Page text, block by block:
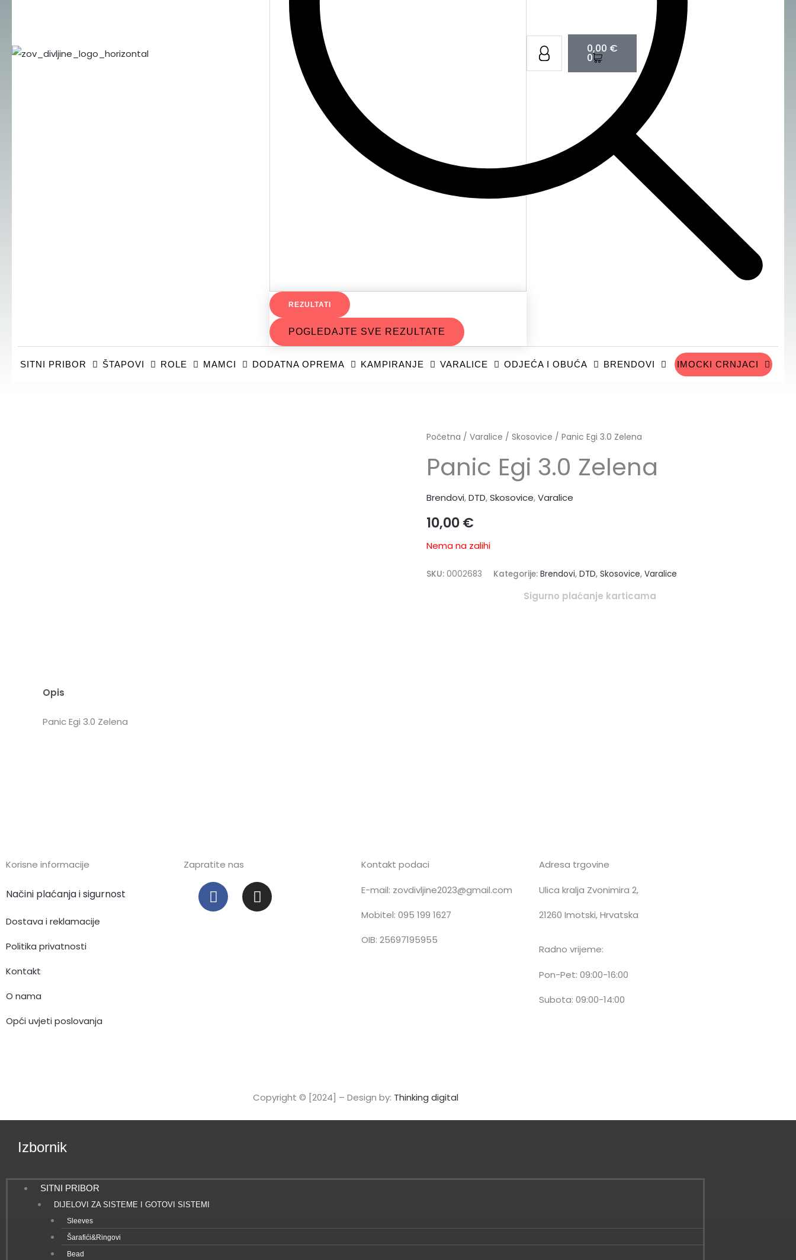
REZULTATI
POGLEDAJTE SVE REZULTATE
0,00 €
0
Cart
SITNI PRIBOR ŠTAPOVI ROLE MAMCI DODATNA OPREMA KAMPIRANJE VARALICE ODJEĆA I OBUĆA BRENDOVI IMOCKI CRNJACI
Početna / Varalice / Skosovice / Panic Egi 3.0 Zelena
Panic Egi 3.0 Zelena
Brendovi,DTD,Skosovice,Varalice
10,00€
Nema na zalihi
SKU: 0002683 Kategorije: Brendovi, DTD, Skosovice, Varalice
Sigurno plaćanje karticama
Opis
Panic Egi 3.0 Zelena
Korisne informacije
Načini plaćanja i sigurnost
Dostava i reklamacije
Politika privatnosti
Kontakt
O nama
Opći uvjeti poslovanja
Zapratite nas
F
a
c
I
n
s
Kontakt podaci
E-mail: zovdivljine2023@gmail.com
Mobitel: 095 199 1627
OIB: 25697195955
Adresa trgovine
Ulica kralja Zvonimira 2,
21260 Imotski, Hrvatska
Radno vrijeme:
Pon-Pet: 09:00-16:00
Subota: 09:00-14:00
Copyright © [2024] – Design by: Thinking digital
Izbornik
SITNI PRIBOR
DIJELOVI ZA SISTEME I GOTOVI SISTEMI
Sleeves
Šarafići&Ringovi
Bead